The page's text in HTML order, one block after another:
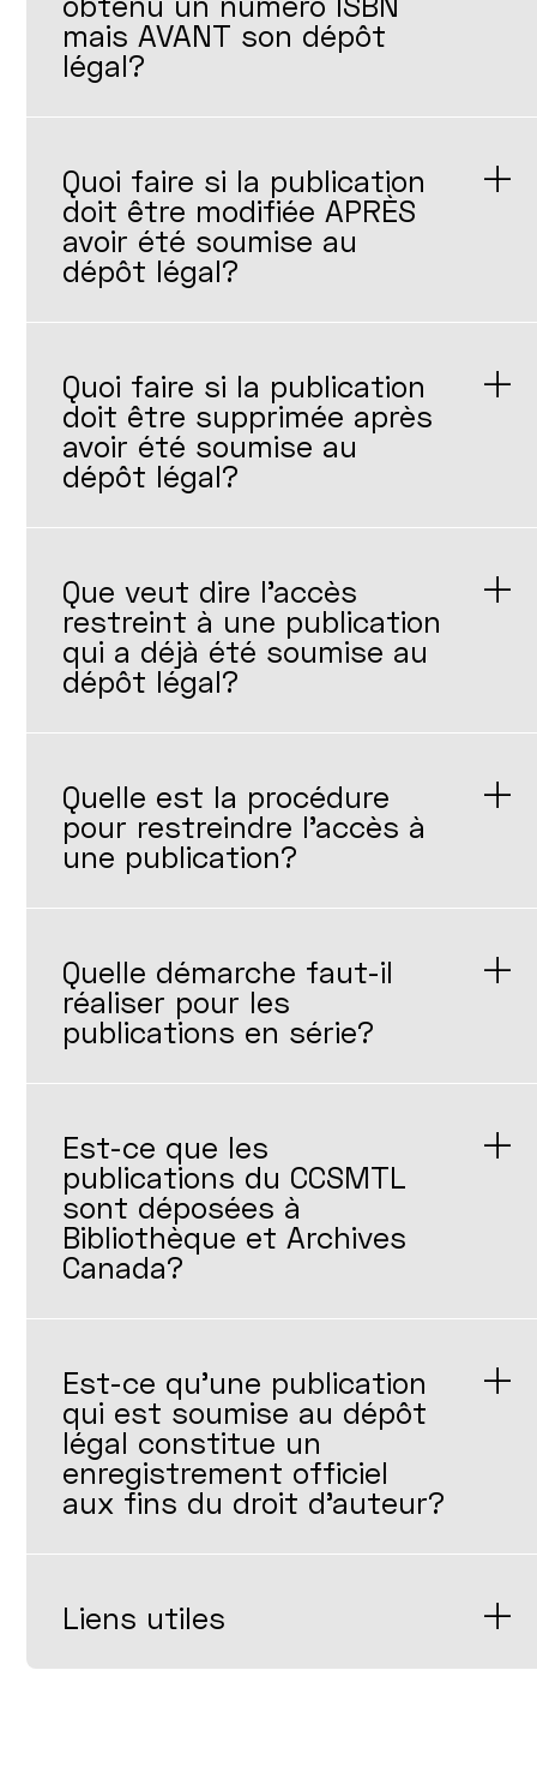
mais AVANT son dépôt
légal?
Quoi faire si la publication
doit être modifiée APRÈS
avoir été soumise au
dépôt légal?
Quoi faire si la publication
doit être supprimée après
avoir été soumise au
dépôt légal?
Que veut dire l'accès
restreint à une publication
qui a déjà été soumise au
dépôt légal?
Quelle est la procédure
pour restreindre l'accès à
une publication?
Quelle démarche faut-il
réaliser pour les
publications en série?
Est-ce que les
publications du CCSMTL
sont déposées à
Bibliothèque et Archives
Canada?
Est-ce qu'une publication
qui est soumise au dépôt
légal constitue un
enregistrement officiel
aux fins du droit d'auteur?
Liens utiles